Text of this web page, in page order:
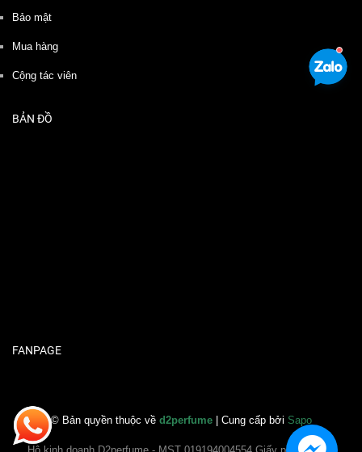
Bảo mật
Mua hàng
Cộng tác viên
BẢN ĐỒ
FANPAGE
© Bản quyền thuộc về d2perfume| Cung cấp bởi Sapo